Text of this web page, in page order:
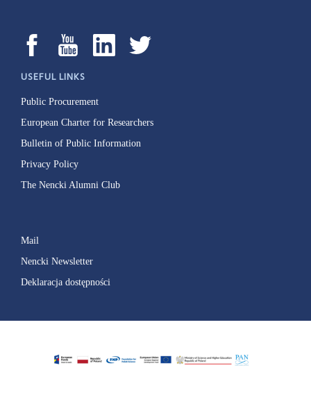
USEFUL LINKS
Public Procurement
European Charter for Researchers
Bulletin of Public Information
Privacy Policy
The Nencki Alumni Club
Mail
Nencki Newsletter
Deklaracja dostępności